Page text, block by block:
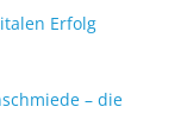
Erfolg
– die